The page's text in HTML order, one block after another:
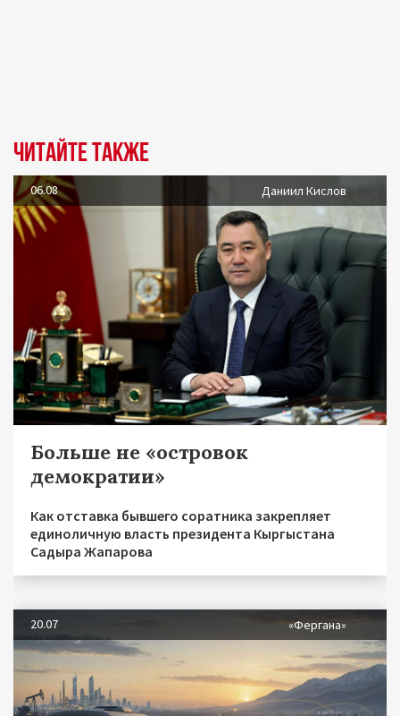
Читайте также
06.08 Даниил Кислов
Больше не «островок
демократии»
Как отставка бывшего соратника закрепляет
единоличную власть президента Кыргыстана
Садыра Жапарова
20.07 «Фергана»